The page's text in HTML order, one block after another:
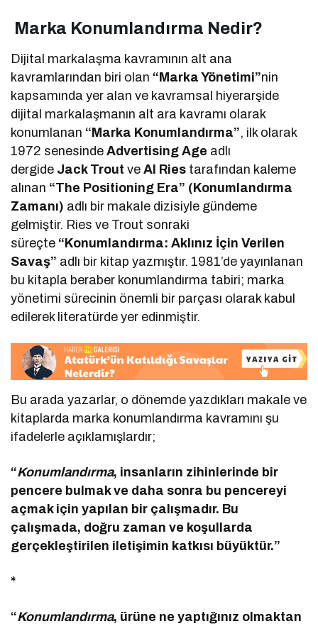
Marka Konumlandırma Nedir?
Dijital markalaşma kavramının alt ana
kavramlarından biri olan “Marka Yönetimi”nin
kapsamında yer alan ve kavramsal hiyerarşide
dijital markalaşmanın alt ara kavramı olarak
konumlanan “Marka Konumlandırma”, ilk olarak
1972 senesindeAdvertising Age adlı
dergide Jack Trout veAl Ries tarafından kaleme
alınan “The Positioning Era” (Konumlandırma
Zamanı) adlı bir makale dizisiyle gündeme
gelmiştir. Ries ve Trout sonraki
süreçte “Konumlandırma: Aklınız İçin Verilen
Savaş” adlı bir kitap yazmıştır. 1981’de yayınlanan
bu kitapla beraber konumlandırma tabiri; marka
yönetimi sürecinin önemli bir parçası olarak kabul
edilerek literatürde yer edinmiştir.
Bu arada yazarlar, o dönemde yazdıkları makale ve
kitaplarda marka konumlandırma kavramını şu
ifadelerle açıklamışlardır;
“Konumlandırma, insanların zihinlerinde bir
pencere bulmak ve daha sonra bu pencereyi
açmak için yapılan bir çalışmadır. Bu
çalışmada, doğru zaman ve koşullarda
gerçekleştirilen iletişimin katkısı büyüktür.”
*
“Konumlandırma, ürüne ne yaptığınız olmaktan